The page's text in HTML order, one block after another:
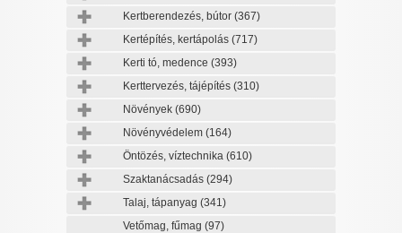
Kertberendezés, bútor (367)
Kertépítés, kertápolás (717)
Kerti tó, medence (393)
Kerttervezés, tájépítés (310)
Növények (690)
Növényvédelem (164)
Öntözés, víztechnika (610)
Szaktanácsadás (294)
Talaj, tápanyag (341)
Vetőmag, fűmag (97)